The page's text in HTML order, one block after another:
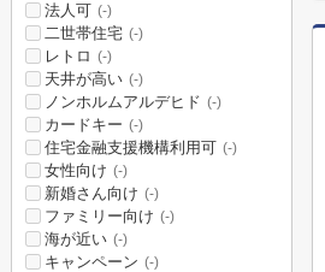
法人可 (-)
二世帯住宅 (-)
レトロ (-)
天井が高い (-)
ノンホルムアルデヒド (-)
カードキー (-)
住宅金融支援機構利用可 (-)
女性向け (-)
新婚さん向け (-)
ファミリー向け (-)
海が近い (-)
キャンペーン (-)